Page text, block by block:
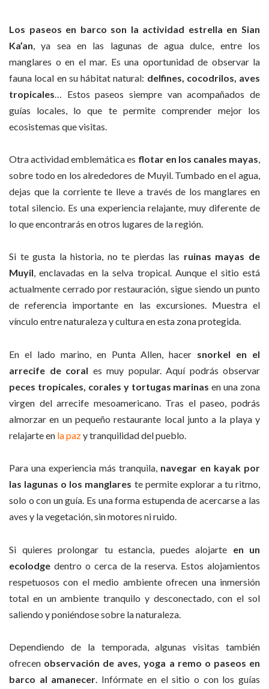
Los paseos en barco son la actividad estrella en Sian
Ka’an , ya sea en las lagunas de agua dulce, entre los
manglares o en el mar. Es una oportunidad de observar la
fauna local en su hábitat natural: delfines, cocodrilos, aves
tropicales … Estos paseos siempre van acompañados de
guías locales, lo que te permite comprender mejor los
ecosistemas que visitas.
Otra actividad emblemática es flotar en los canales mayas,
sobre todo en los alrededores de Muyil. Tumbado en el agua,
dejas que la corriente te lleve a través de los manglares en
total silencio. Es una experiencia relajante, muy diferente de
lo que encontrarás en otros lugares de la región.
Si te gusta la historia, no te pierdas las ruinas mayas de
Muyil, enclavadas en la selva tropical. Aunque el sitio está
actualmente cerrado por restauración, sigue siendo un punto
de referencia importante en las excursiones. Muestra el
vínculo entre naturaleza y cultura en esta zona protegida.
En el lado marino, en Punta Allen, hacer snorkel en el
arrecife de coral es muy popular. Aquí podrás observar
peces tropicales, corales y tortugas marinas en una zona
virgen del arrecife mesoamericano. Tras el paseo, podrás
almorzar en un pequeño restaurante local junto a la playa y
relajarte en la pazy tranquilidad del pueblo.
Para una experiencia más tranquila, navegar en kayak por
las lagunas o los manglares te permite explorar a tu ritmo,
solo o con un guía. Es una forma estupenda de acercarse a las
aves y la vegetación, sin motores ni ruido.
Si quieres prolongar tu estancia, puedes alojarte en un
ecolodge dentro o cerca de la reserva. Estos alojamientos
respetuosos con el medio ambiente ofrecen una inmersión
total en un ambiente tranquilo y desconectado, con el sol
saliendo y poniéndose sobre la naturaleza.
Dependiendo de la temporada, algunas visitas también
ofrecen observación de aves, yoga a remo o paseos en
barco al amanecer. Infórmate en el sitio o con los guías